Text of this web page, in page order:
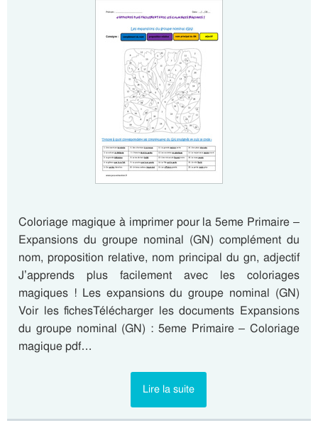
Coloriage magique à imprimer pour la 5eme Primaire –
Expansions du groupe nominal (GN) complément du
nom, proposition relative, nom principal du gn, adjectif
J’apprends plus facilement avec les coloriages
magiques ! Les expansions du groupe nominal (GN)
Voir les fichesTélécharger les documents Expansions
du groupe nominal (GN) : 5eme Primaire – Coloriage
magique pdf…
Lire la suite